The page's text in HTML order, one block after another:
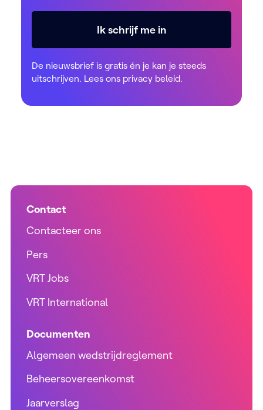
Ik schrijf me in
De nieuwsbrief is gratis én je kan je steeds
uitschrijven. Lees ons privacy beleid.
Contact
Contacteer ons
Pers
VRT Jobs
VRT International
Documenten
Algemeen wedstrijdreglement
Beheersovereenkomst
Jaarverslag